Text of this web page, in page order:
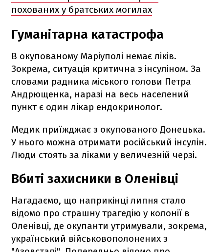
похованих у братських могилах
Гуманітарна катастрофа
В окупованому Маріуполі немає ліків.
Зокрема, ситуація критична з інсуліном. За
словами радника міського голови Петра
Андрющенка, наразі на весь населений
пункт є один лікар ендокринолог.
Медик приїжджає з окупованого Донецька.
У нього можна отримати російський інсулін.
Люди стоять за ліками у величезній черзі.
Вбиті захисники в Оленівці
Нагадаємо, що наприкінці липня стало
відомо про страшну трагедію у колонії в
Оленівці, де окупанти утримували, зокрема,
український військовополонених з